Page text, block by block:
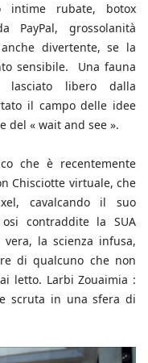
intime rubate, botox
PayPal, grossolanità
divertente, se la
sensibile. Una fauna
libero dalla
il campo delle idee
del « wait and see ».
che è recentemente
Chisciotte virtuale, che
cavalcando il suo
contraddite la SUA
la scienza infusa,
di qualcuno che non
letto. Larbi Zouaimia :
scruta in una sfera di